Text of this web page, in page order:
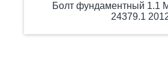
Болт фундаментный 1.1
24379.1